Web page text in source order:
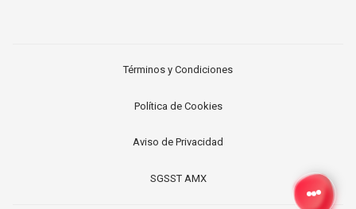
Términos y Condiciones
Política de Cookies
Aviso de Privacidad
SGSST AMX